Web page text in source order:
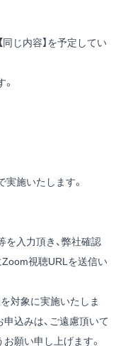
じ内容】を予定してい
施いたします。
入力頂き、弊社確認
Zoom視聴URLを送信い
対象に実施いたしま
込みは、ご遠慮頂いて
願い申し上げます。